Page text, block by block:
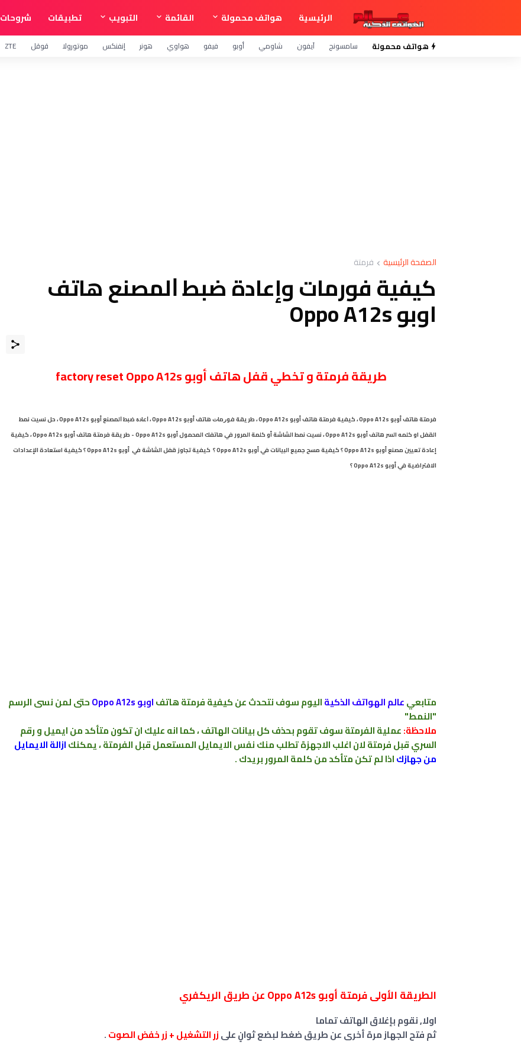
الرئيسية هواتف محمولة القائمة التبويب تطبيقات شروحات
هواتف محمولة سامسونج آيفون شاومي أوبو فيفو هواوي هونر إنفنكس موتورولا قوقل ZTE
الصفحة الرئيسية فرمتة
كيفية فورمات وإعادة ﺿﺒﻂ ﺍﻟﻤﺼﻨﻊ هاتف
اوبو Oppo A12s
طريقة فرمتة و تخطي قفل هاتف أوبو factory resetOppo A12s
فرمتةهاتف أوبو Oppo A12s ،كيفية فرمتة هاتف أوبو Oppo A12s ،ﻃﺮﻳﻘﺔ ﻓﻮﺭﻣﺎﺕ هاتف أوبو Oppo A12s ،ﺍﻋﺎﺩﺓ ﺿﺒﻂ ﺍﻟﻤﺼﻨﻊ أوبو Oppo A12s ،حلنسيت نمط
القفل او كلمه السر هاتف أوبو Oppo A12s
،نسيت نمط الشاشة أو كلمة المرور في هاتفك المحمول أوبو Oppo A12s - طريقة فرمتة هاتف أوبو Oppo A12s،كيفية
إعادة تعيين مصنع أوبو Oppo A12s ؟ كيفية مسح جميع البيانات في أوبو Oppo A12s ؟ كيفية تجاوز قفل الشاشة في أوبو Oppo A12s ؟ كيفية استعادة الإعدادات
الافتراضية في أوبو Oppo A12s ؟
متابعيعالم الهواتف الذكيةاليوم سوف نتحدث عن كيفية فرمتة هاتفاوبوOppo A12sحتى لمن نسى الرسم
"النمط"
ملاحظة:عملية الفرمتة سوف تقوم بحذف كل بيانات الهاتف ، كما انه عليك ان تكون متأكد من ايميل و رقم
السري قبل فرمتة لان اغلب الاجهزة تطلب منك نفس الايمايل المستعمل قبل الفرمتة،يمكنكازالة الايمايل
من جهازكاذا لم تكن متأكد من كلمة المرور بريدك.
الطريقة الأولى فرمتة أوبو Oppo A12s عن طريق الريكفري
اولا, نقوم بإغلاق الهاتف تماما
ثم فتح الجهاز مرة أخرى عن طريق ضغط لبضع ثوانٍ علىزر التشغيل + زرخفض الصوت.